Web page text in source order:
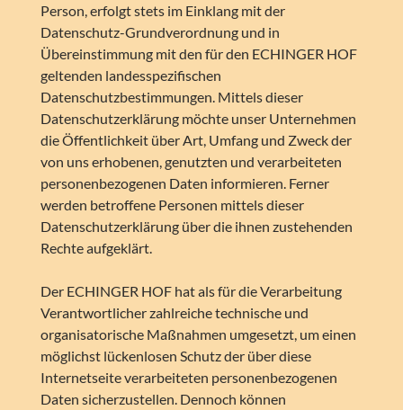
Person, erfolgt stets im Einklang mit der
Datenschutz-Grundverordnung und in
Übereinstimmung mit den für den ECHINGER HOF
geltenden landesspezifischen
Datenschutzbestimmungen. Mittels dieser
Datenschutzerklärung möchte unser Unternehmen
die Öffentlichkeit über Art, Umfang und Zweck der
von uns erhobenen, genutzten und verarbeiteten
personenbezogenen Daten informieren. Ferner
werden betroffene Personen mittels dieser
Datenschutzerklärung über die ihnen zustehenden
Rechte aufgeklärt.
Der ECHINGER HOF hat als für die Verarbeitung
Verantwortlicher zahlreiche technische und
organisatorische Maßnahmen umgesetzt, um einen
möglichst lückenlosen Schutz der über diese
Internetseite verarbeiteten personenbezogenen
Daten sicherzustellen. Dennoch können